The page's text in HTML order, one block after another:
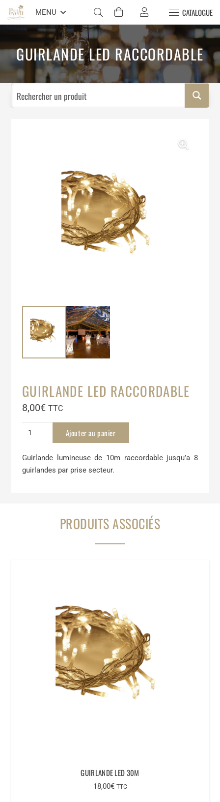
MENU CATALOGUE
GUIRLANDE LED RACCORDABLE
GUIRLANDE LED RACCORDABLE
8,00€ TTC
quantité
Guirlande
raccordable
Ajouter au panier
Guirlande lumineuse de 10m raccordable jusqu’a 8
guirlandes par prise secteur.
PRODUITS ASSOCIÉS
GUIRLANDE LED 30M
18,00€ TTC